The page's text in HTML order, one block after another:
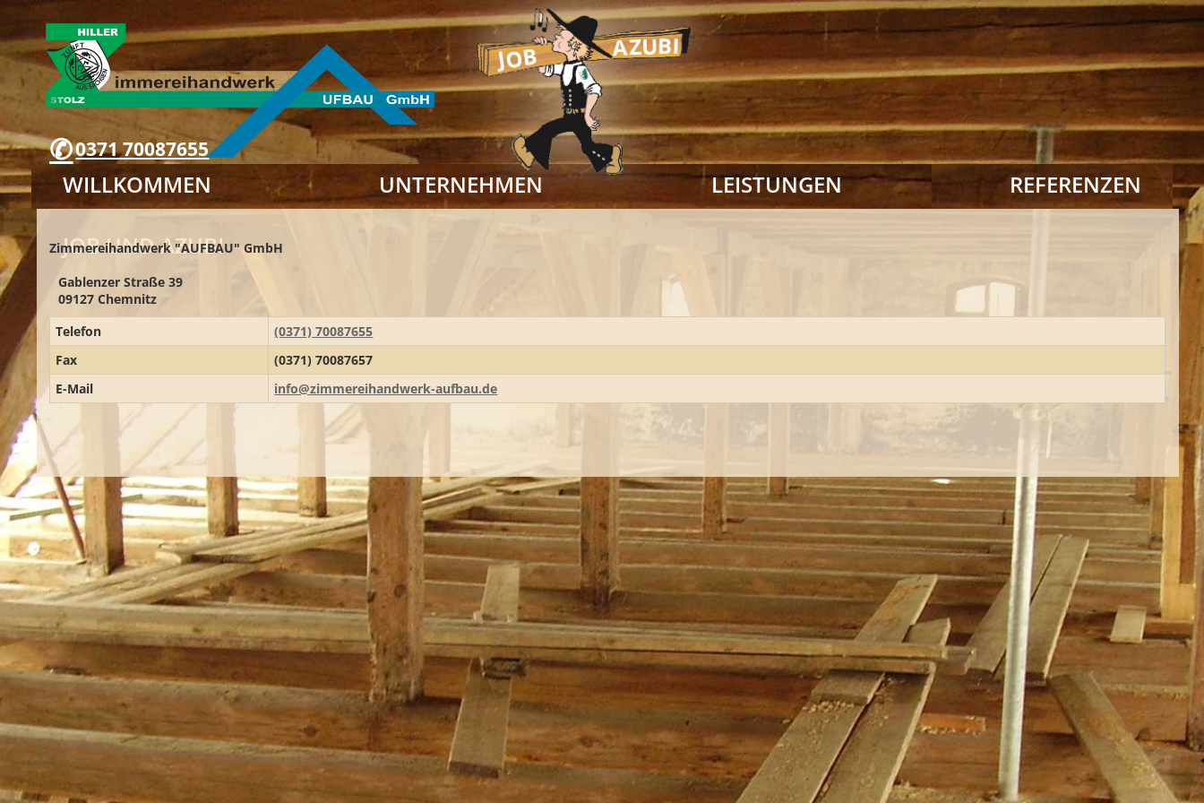
0371 70087655
WILLKOMMEN UNTERNEHMEN LEISTUNGEN REFERENZEN
JOB UND AZUBI
Zimmereihandwerk "AUFBAU" GmbH
Gablenzer Straße 39
09127 Chemnitz
Telefon
(0371) 70087655
Fax
(0371) 70087657
E-Mail
info@zimmereihandwerk-aufbau.de